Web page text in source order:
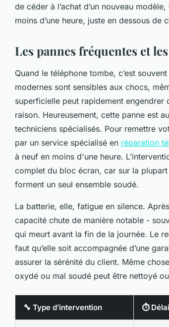
de céder à l’achat d’un nouveau
moins d’une heure, juste en dessous de
Les pannes fréquentes et
Quand le téléphone tombe, c’est
modernes sont sensibles aux chocs,
superficielle peut rapidement
raison. Heureusement, cette panne est
techniciens spécialisés. Pour remettre
par un service spécialisé en réparation
à neuf en moins d'une heure.
complet du bloc écran, car sur la
forment un seul ensemble soudé.
La batterie, elle, fatigue en silence.
capacité chute de manière notable -
qui meurt avant la fin de la journée. Le
faut qu’elle soit accompagnée d’une
assurer la sérénité du client. Même
oxydé ou mal soudé peut être nettoyé
🔧 Type d’intervention ⏱️